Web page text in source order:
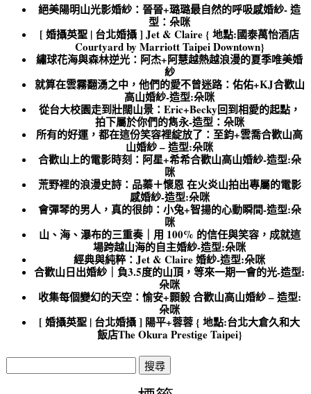
絕美陽明山光影婚紗：晉晉+璐璐最自然的呼吸感婚紗- 造
型：朵咪
[ 婚攝英聖 | 台北婚攝 ] Jet & Claire { 地點:國泰萬怡酒店
Courtyard by Marriott Taipei Downtown}
繡球花海與森林逆光：阿杰+阿慧越熱越浪漫的夏季唯美婚
紗
就算在雲霧翻湧之中，他們的愛不曾迷路：佑佑+KJ合歡山
高山婚紗-造型:朵咪
從台大校園走到壯闊山景：Eric+Becky回到相愛的起點，
拍下屬於你們的雋永-造型：朵咪
所有的好運，都在這份笑容裡綻放了：至鈞+雲喬合歡山高
山婚紗 – 造型:朵咪
合歡山上的電影時刻：阿星+希希合歡山高山婚紗-造型:朵
咪
荒野裡的浪漫史詩：品蓁＋懷恩 在火炎山拍出專屬的電影
感婚紗-造型:朵咪
會彈琴的男人，真的很帥：小兔+智揚的心動瞬間-造型:朵
咪
山、海、瀑布的三重奏｜用 100% 的信任與笑容，成就這
場跨越山海的自主婚紗-造型:朵咪
經典與純粹：Jet & Claire 婚紗-造型:朵咪
合歡山日出婚紗｜負3.5度的山頂，等來一期一會的光-造型:
朵咪
收集每個變幻的天空：愉安+顥毅 合歡山高山婚紗 – 造型:
朵咪
[ 婚攝英聖 | 台北婚攝 ] 陽平+蓉蓉 { 地點:台北大倉久和大
飯店The Okura Prestige Taipei}
搜
尋